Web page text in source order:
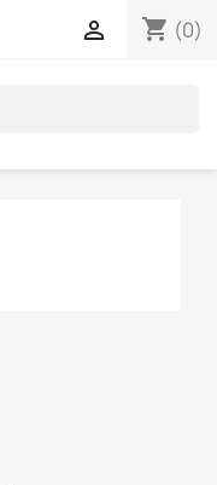
shopping_cart (0)
